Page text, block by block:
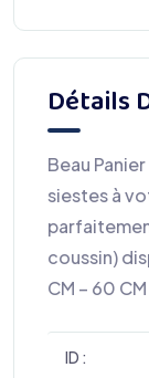
Détails
Beau
siestes à
coussin)
CM – 60
ID :